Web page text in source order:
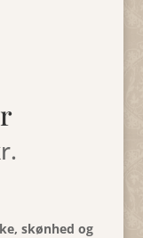
skønhed og